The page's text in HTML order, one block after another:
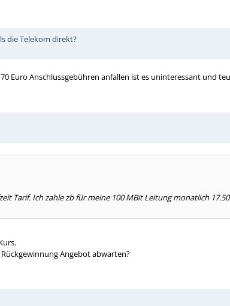
die Telekom direkt?
Euro Anschlussgebühren anfallen ist es uninteressant und
Tarif. Ich zahle zb für meine 100 MBit Leitung monatlich
Angebot abwarten?